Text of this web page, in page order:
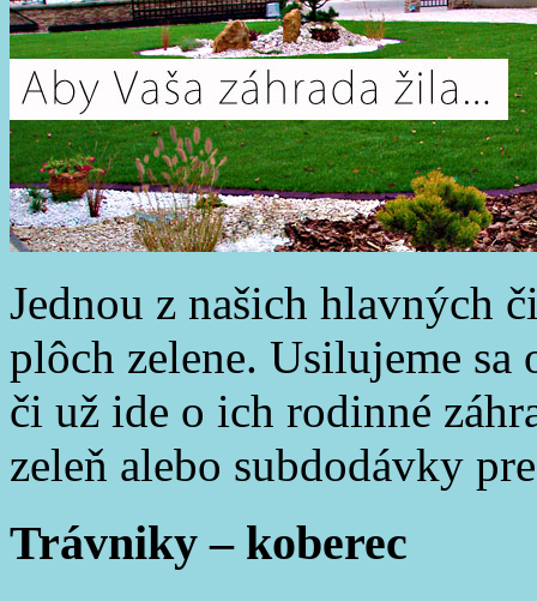
Jednou z našich hlavných
plôch zelene. Usilujeme
či už ide o ich rodinné
zeleň alebo subdodávky
Trávniky – koberec